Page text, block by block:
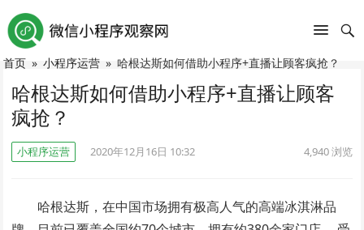
首页 » 小程序运营 » 哈根达斯如何借助小程序+直播让顾客疯抢？
哈根达斯如何借助小程序+直播让顾客
疯抢？
小程序运营 2020年12月16日 10:32 4,940浏览
哈根达斯，在中国市场拥有极高人气的高端冰淇淋品